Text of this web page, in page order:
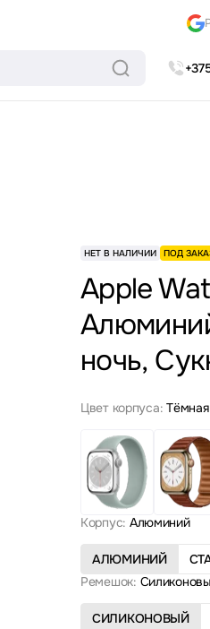
НЕТ В НАЛИЧИИ ПОД
Apple
ночь,
Цвет корпуса:
Корпус: Алюминий
АЛЮМИНИЙ
Ремешок:
СИЛИКОНОВЫЙ